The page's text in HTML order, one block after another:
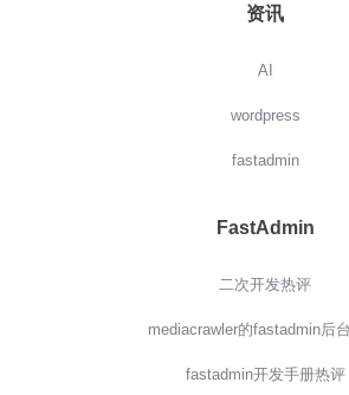
资讯
AI
wordpress
fastadmin
FastAdmin
二次开发热评
mediacrawler的fastadmin后
fastadmin开发手册热评